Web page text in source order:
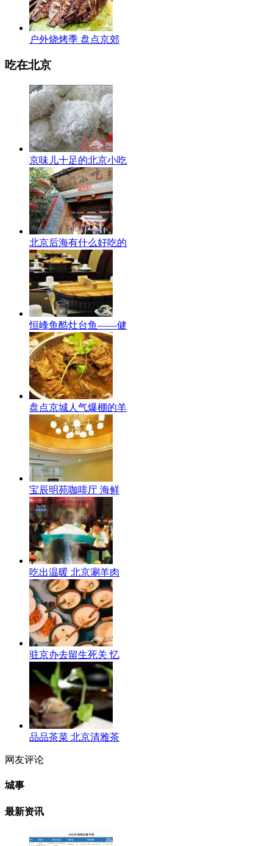
户外烧烤季 盘点京郊
吃在北京
京味儿十足的北京小吃
北京后海有什么好吃的
恒峰鱼酷灶台鱼——健
盘点京城人气爆棚的羊
宝辰明苑咖啡厅 海鲜
吃出温暖 北京涮羊肉
驻京办去留生死关 忆
品品茶菜 北京清雅茶
网友评论
城事
最新资讯